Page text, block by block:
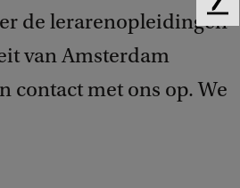
de lerarenopleidingen
van Amsterdam
contact met ons op. We
F
e
b